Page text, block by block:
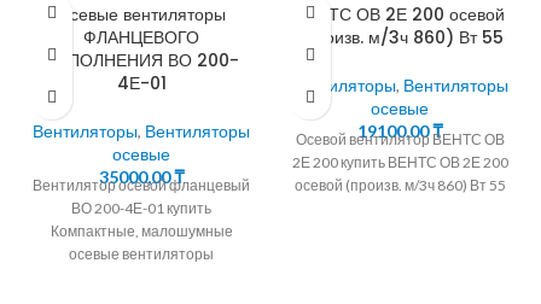
Осевые вентиляторы
ФЛАНЦЕВОГО
ИСПОЛНЕНИЯ ВО 200-
4Е-01
Вентиляторы, Вентиляторы
осевые
35000,00₸
Вентилятор осевой фланцевый
ВО 200-4Е-01 купить
Компактные, малошумные
осевые вентиляторы
ВЕНТС ОВ 2Е 200 осевой
(произв. м/3ч 860) Вт 55
Вентиляторы, Вентиляторы
осевые
19100,00₸
Осевой вентилятор ВЕНТС ОВ
2Е 200 купить ВЕНТС ОВ 2Е 200
осевой (произв. м/3ч 860) Вт 55